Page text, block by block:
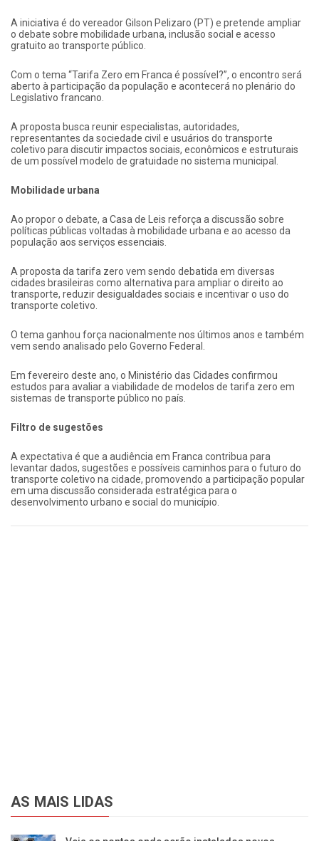
A iniciativa é do vereador Gilson Pelizaro (PT) e pretende ampliar
o debate sobre mobilidade urbana, inclusão social e acesso
gratuito ao transporte público.
Com o tema “Tarifa Zero em Franca é possível?”, o encontro será
aberto à participação da população e acontecerá no plenário do
Legislativo francano.
A proposta busca reunir especialistas, autoridades,
representantes da sociedade civil e usuários do transporte
coletivo para discutir impactos sociais, econômicos e estruturais
de um possível modelo de gratuidade no sistema municipal.
Mobilidade urbana
Ao propor o debate, a Casa de Leis reforça a discussão sobre
políticas públicas voltadas à mobilidade urbana e ao acesso da
população aos serviços essenciais.
A proposta da tarifa zero vem sendo debatida em diversas
cidades brasileiras como alternativa para ampliar o direito ao
transporte, reduzir desigualdades sociais e incentivar o uso do
transporte coletivo.
O tema ganhou força nacionalmente nos últimos anos e também
vem sendo analisado pelo Governo Federal.
Em fevereiro deste ano, o Ministério das Cidades confirmou
estudos para avaliar a viabilidade de modelos de tarifa zero em
sistemas de transporte público no país.
Filtro de sugestões
A expectativa é que a audiência em Franca contribua para
levantar dados, sugestões e possíveis caminhos para o futuro do
transporte coletivo na cidade, promovendo a participação popular
em uma discussão considerada estratégica para o
desenvolvimento urbano e social do município.
AS MAIS LIDAS